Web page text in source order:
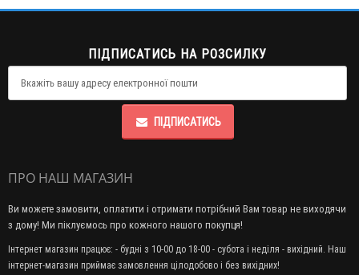
ПІДПИСАТИСЬ НА РОЗСИЛКУ
ПІДПИСАТИСЬ
ПРО НАШ МАГАЗИН
Ви можете замовити, оплатити і отримати потрібний Вам товар не виходячи
з дому! Ми піклуємось про кожного нашого покупця!
Інтернет магазин працює: - будні з 10-00 до 18-00 - субота і неділя - вихідний. Наш
інтернет-магазин приймає замовлення цілодобово і без вихідних!